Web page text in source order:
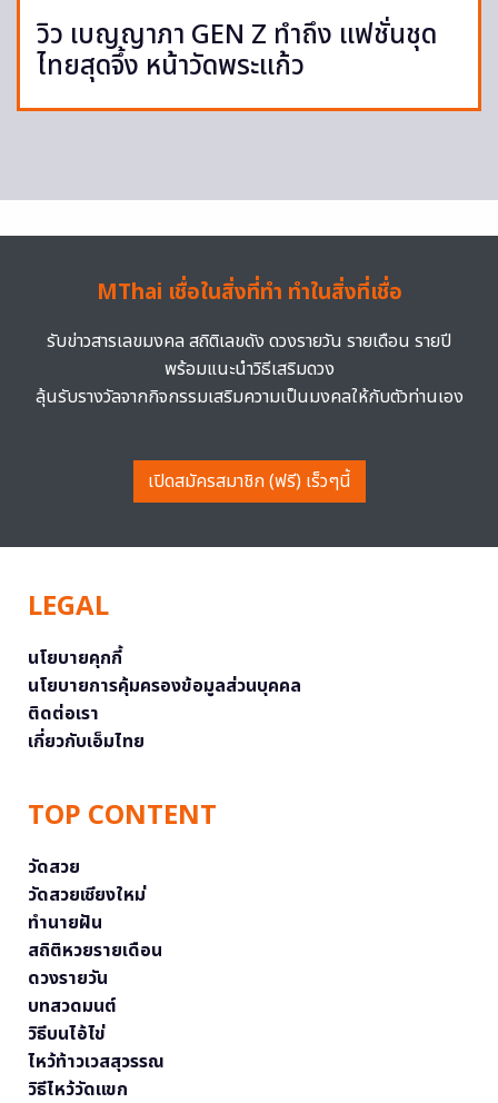
วิว เบญญาภา GEN Z ทำถึง แฟชั่นชุด
ไทยสุดจึ้ง หน้าวัดพระแก้ว
MThai เชื่อในสิ่งที่ทำ ทำในสิ่งที่เชื่อ
รับข่าวสารเลขมงคล สถิติเลขดัง ดวงรายวัน รายเดือน รายปี
พร้อมแนะนำวิธีเสริมดวง
ลุ้นรับรางวัลจากกิจกรรมเสริมความเป็นมงคลให้กับตัวท่านเอง
เปิดสมัครสมาชิก (ฟรี) เร็วๆนี้
LEGAL
นโยบายคุกกี้
นโยบายการคุ้มครองข้อมูลส่วนบุคคล
ติดต่อเรา
เกี่ยวกับเอ็มไทย
TOP CONTENT
วัดสวย
วัดสวยเชียงใหม่
ทำนายฝัน
สถิติหวยรายเดือน
ดวงรายวัน
บทสวดมนต์
วิธีบนไอ้ไข่
ไหว้ท้าวเวสสุวรรณ
วิธีไหว้วัดแขก